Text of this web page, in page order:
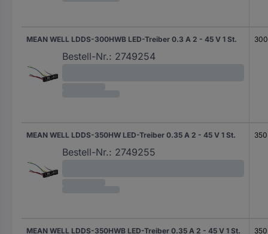
MEAN WELL LDDS-300HWB LED-Treiber 0.3 A 2 - 45 V 1 St.
Bestell-Nr.: 2749254
MEAN WELL LDDS-350HW LED-Treiber 0.35 A 2 - 45 V 1 St.
Bestell-Nr.: 2749255
MEAN WELL LDDS-350HWB LED-Treiber 0.35 A 2 - 45 V 1 St.